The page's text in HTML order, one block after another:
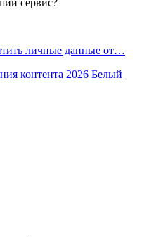
личные данные от…
контента 2026 Белый